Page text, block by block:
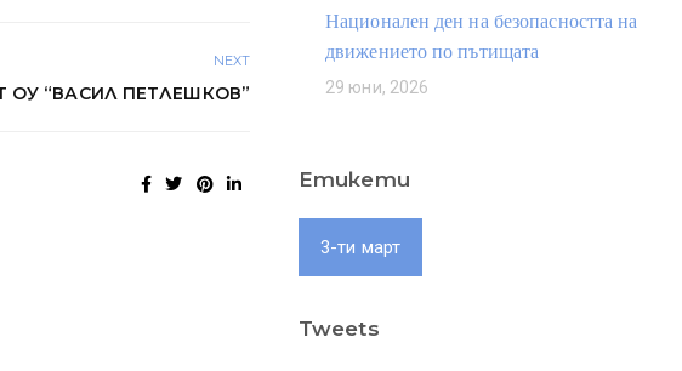
NEXT
“ВАСИЛ ПЕТЛЕШКОВ”
Национален ден на безопасността на
движението по пътищата
29 юни, 2026
Етикети
3-ти март
Tweets